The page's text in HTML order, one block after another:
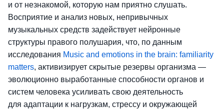
и от незнакомой, которую нам приятно слушать.
Восприятие и анализ новых, непривычных
музыкальных средств задействует нейронные
структуры правого полушария, что, по данным
исследования Music and emotions in the brain: familiarity
matters, активизирует скрытые резервы организма —
эволюционно выработанные способности органов и
систем человека усиливать свою деятельность
для адаптации к нагрузкам, стрессу и окружающей